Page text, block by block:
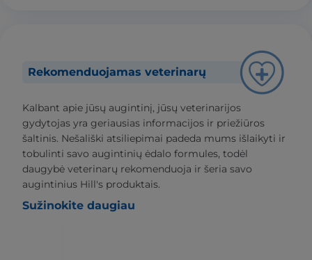
Rekomenduojamas veterinarų
Kalbant apie jūsų augintinį, jūsų veterinarijos
gydytojas yra geriausias informacijos ir priežiūros
šaltinis. Nešališki atsiliepimai padeda mums išlaikyti ir
tobulinti savo augintinių ėdalo formules, todėl
daugybė veterinarų rekomenduoja ir šeria savo
augintinius Hill's produktais.
Sužinokite daugiau